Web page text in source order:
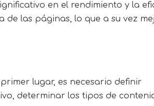
en el rendimiento y la
las páginas, lo que a su vez
lugar, es necesario definir
determinar los tipos de